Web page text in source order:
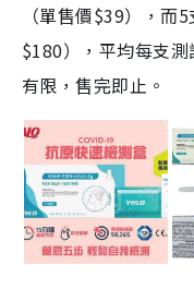
（單售價$39），而
$180），平均每支
有限，售完即止。